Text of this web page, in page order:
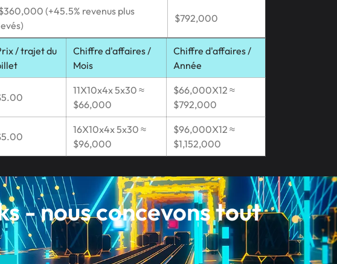
(+45.5% revenus plus
$792,000
​​/ trajet du
Chiffre d'affaires /
Mois
Chiffre d'affaires /
Année
11X10x4x 5x30 ≈
$66,000
$66,000X12 ≈
$792,000
16X10x4x 5x30 ≈
$96,000
$96,000X12 ≈
$1,152,000
- nous concevons tout